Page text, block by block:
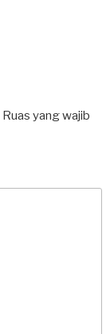
Ruas yang wajib